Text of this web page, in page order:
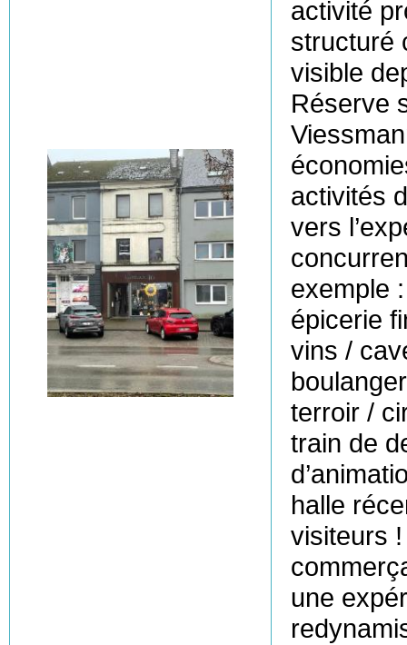
activité
structuré
visible
Réserve
activités
vers
exemple
épicerie
vins /
terroir /
train de
halle
visiteurs
une